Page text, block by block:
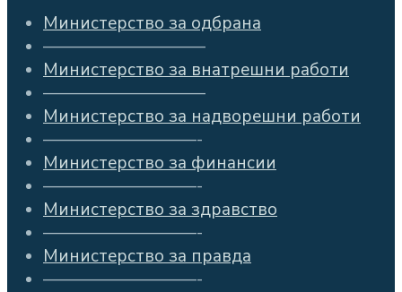
Министерство за одбрана
—————————–
Министерство за внатрешни работи
—————————–
Министерство за надворешни работи
—————————-
Министерство за финансии
—————————-
Министерство за здравство
—————————-
Министерство за правда
—————————-